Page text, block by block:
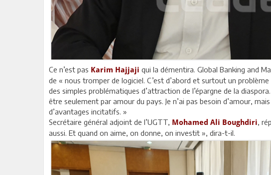
Ce n’est pas Karim Hajjaji qui la démentira. Global Banking and
de « nous tromper de logiciel. C’est d’abord et surtout un
des simples problématiques d’attraction de l’épargne de la
être seulement par amour du pays. Je n’ai pas besoin d’amour,
d’avantages incitatifs. »
Secrétaire général adjoint de l’UGTT, Mohamed Ali Boughdiri,
aussi. Et quand on aime, on donne, on investit », dira-t-il.